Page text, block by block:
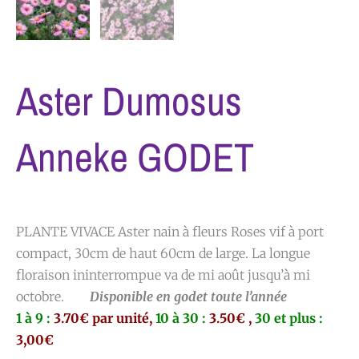
Aster Dumosus
Anneke GODET
PLANTE VIVACE Aster nain à fleurs Roses vif à port
compact, 30cm de haut 60cm de large. La longue
floraison ininterrompue va de mi août jusqu’à mi
octobre. Disponible en godet toute l’année
1 à 9 : 3.70€ par unité, 10 à 30 : 3.50€ , 30 et plus :
3,00€